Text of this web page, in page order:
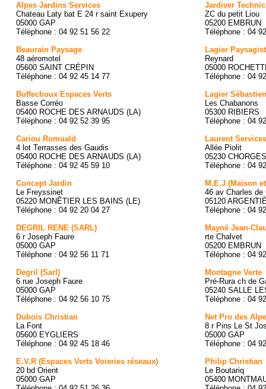
Alpes Jardins Services
Chateau Laty bat E 24 r saint Exupery
05000 GAP
Téléphone : 04 92 51 56 22
Beaurain Paysage
48 aéromotel
05600 SAINT CRÉPIN
Téléphone : 04 92 45 14 77
Buffechoux Espaces Verts
Basse Corréo
05400 ROCHE DES ARNAUDS (LA)
Téléphone : 04 92 52 39 95
Cariou Romuald
4 lot Terrasses des Gaudis
05400 ROCHE DES ARNAUDS (LA)
Téléphone : 04 92 45 59 10
Concept Jardin
Le Freyssinet
05220 MONÊTIER LES BAINS (LE)
Téléphone : 04 92 20 04 27
DEGRIL RENE (SARL)
6 r Joseph Faure
05000 GAP
Téléphone : 04 92 56 11 71
Degril (Sarl)
6 rue Joseph Faure
05000 GAP
Téléphone : 04 92 56 10 75
Dubois Christian
La Font
05600 EYGLIERS
Téléphone : 04 92 45 18 46
E.V.R (Espaces Verts Voieries réseaux)
20 bd Orient
05000 GAP
Jardiver Technic
ZC du petit Liou
05200 EMBRUN
Téléphone : 04
Lagier
Reynard
05000
Téléphone : 04
Lagier Sébastien
Les Chabanons
05300 RIBIERS
Téléphone : 04
Laurent Services
Allée Piolit
05230 CHORGES
Téléphone : 04
M.E.J (Maison
46 av Charles de
05120
Téléphone : 04
Mayné Jean-
rte Chalvet
05200 EMBRUN
Téléphone : 04
Montagne Verte
Pré-Rura ch de
05240 SALLE
Téléphone : 04
Net Pro des
8 r Pins Le St
05000 GAP
Téléphone : 04
Philip Christian
Le Boutariq
05400